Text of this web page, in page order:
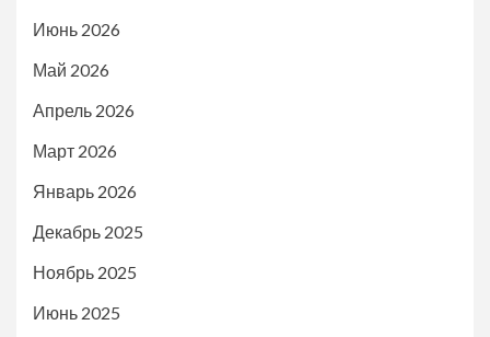
Июнь 2026
Май 2026
Апрель 2026
Март 2026
Январь 2026
Декабрь 2025
Ноябрь 2025
Июнь 2025